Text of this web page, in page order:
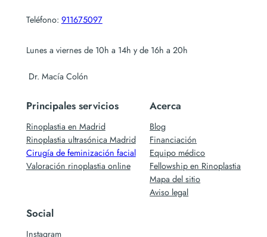
Teléfono: 911675097
Lunes a viernes de 10h a 14h y de 16h a 20h
Dr. Macía Colón
Principales servicios
Rinoplastia en Madrid
Rinoplastia ultrasónica Madrid
Cirugía de feminización facial
Valoración rinoplastia online
Acerca
Blog
Financiación
Equipo médico
Fellowship en Rinoplastia
Mapa del sitio
Aviso legal
Social
Instagram